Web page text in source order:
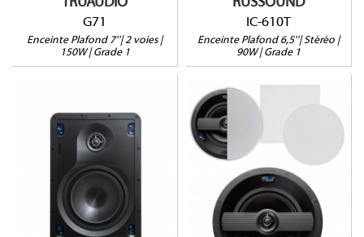
G71
Enceinte Plafond 7''| 2 voies |
150W | Grade 1
IC-610T
Enceinte Plafond 6,5''| Stéréo |
90W | Grade 1
IW-620
100W@8Ω
Profondeur : 92mm
IC-620
100W@8Ω
Profondeur : 94mm
Tweeter pivotant